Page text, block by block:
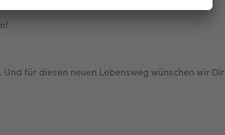
für diesen neuen Lebensweg wünschen wir Dir